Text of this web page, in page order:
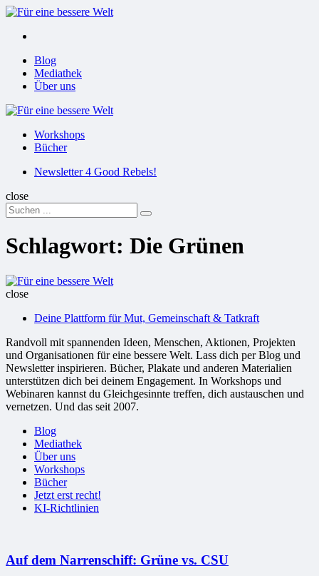
Menu
Menu
Blog
Mediathek
Über uns
Für
Workshops
Bücher
SuchenNewsletter 4 Good Rebels!
close
Search
for:
Suchen
Schlagwort: Die Grünen
Für
Welt
close
Deine Plattform für Mut, Gemeinschaft & Tatkraft
Randvoll mit spannenden Ideen, Menschen, Aktionen, Projekten
und Organisationen für eine bessere Welt. Lass dich per Blog und
Newsletter inspirieren. Bücher, Plakate und anderen Materialien
unterstützen dich bei deinem Engagement. In Workshops und
Webinaren kannst du Gleichgesinnte treffen, dich austauschen und
vernetzen. Und das seit 2007.
Blog
Mediathek
Über uns
Workshops
Bücher
Jetzt erst recht!
KI-Richtlinien
Auf dem Narrenschiff: Grüne vs. CSU